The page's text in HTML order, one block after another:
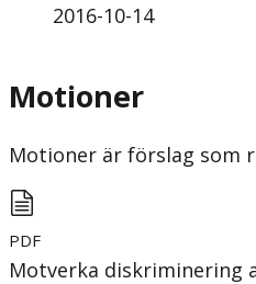
2016-10-14
Motioner
Motioner är förslag som
PDF
Motverka diskriminering